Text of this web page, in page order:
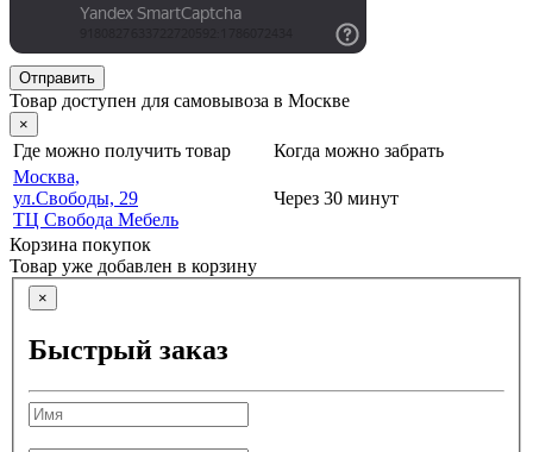
Отправить
Товар доступен для самовывоза в Москве
×
Где можно получить товар
Когда можно забрать
Москва,
ул.Свободы, 29
ТЦ Свобода Мебель
Через 30 минут
Корзина покупок
Товар уже добавлен в корзину
×
Быстрый заказ